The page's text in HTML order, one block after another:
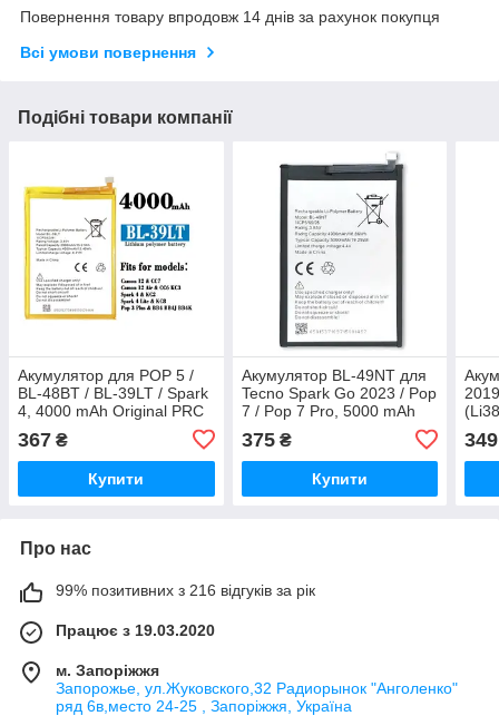
Повернення товару впродовж 14 днів за рахунок покупця
Всі умови повернення
Подібні товари компанії
Акумулятор для POP 5 /
BL-48BT / BL-39LT / Spark
4, 4000 mAh Original PRC
367 ₴
Купити
Акумулятор BL-49NT для
Tecno Spark Go 2023 / Pop
7 / Pop 7 Pro, 5000 mAh
375₴
Купити
349
Про нас
99% позитивних з 216 відгуків за рік
Працює з 19.03.2020
м. Запоріжжя
Запорожье, ул.Жуковского,32 Радиорынок "Анголенко"
ряд 6в,место 24-25 , Запоріжжя, Україна